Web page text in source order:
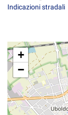
Indicazioni stradali
+
−